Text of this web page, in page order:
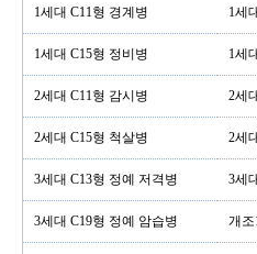
1세대 C11형 경계병 1세
1세대 C15형 정비병 1세
2세대 C11형 감시병 2세
2세대 C15형 척살병 2세
3세대 C13형 정예 저격병 3세
3세대 C19형 정예 암습병 개조